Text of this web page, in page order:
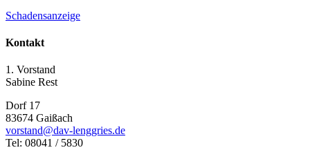
Schadensanzeige
Kontakt
1. Vorstand
Sabine Rest
Dorf 17
83674 Gaißach
vorstand@dav-lenggries.de
Tel: 08041 / 5830